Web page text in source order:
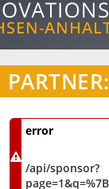
error
/api/sponsor?